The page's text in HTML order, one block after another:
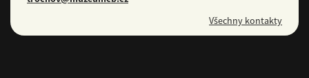
Všechny kontakty